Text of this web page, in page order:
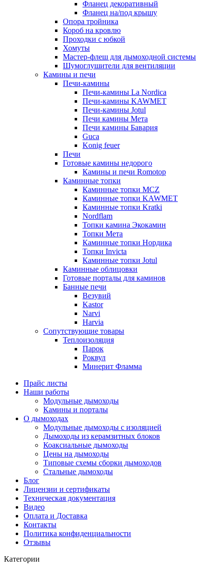
Фланец декоративный
Фланец на/под крышу
Опора тройника
Короб на кровлю
Проходки с юбкой
Хомуты
Мастер-флеш для дымоходной системы
Шумоглушители для вентиляции
Камины и печи
Печи-камины
Печи-камины La Nordica
Печи-камины KAWMET
Печи-камины Jotul
Печи камины Мета
Печи камины Бавария
Guca
Konig feuer
Печи
Готовые камины недорого
Камины и печи Romotop
Каминные топки
Каминные топки MCZ
Каминные топки KAWMET
Каминные топки Kratki
Nordflam
Топки камина Экокамин
Топки Мета
Каминные топки Нордика
Топки Invicta
Каминные топки Jotul
Каминные облицовки
Готовые порталы для каминов
Банные печи
Везувий
Kastor
Narvi
Harvia
Сопутствующие товары
Теплоизоляция
Парок
Роквул
Минерит Фламма
Прайс листы
Наши работы
Модульные дымоходы
Камины и порталы
О дымоходах
Модульные дымоходы с изоляцией
Дымоходы из керамзитных блоков
Коаксиальные дымоходы
Цены на дымоходы
Типовые схемы сборки дымоходов
Стальные дымоходы
Блог
Лицензии и сертификаты
Техническая документация
Видео
Оплата и Доставка
Контакты
Политика конфиденциальности
Отзывы
Категории